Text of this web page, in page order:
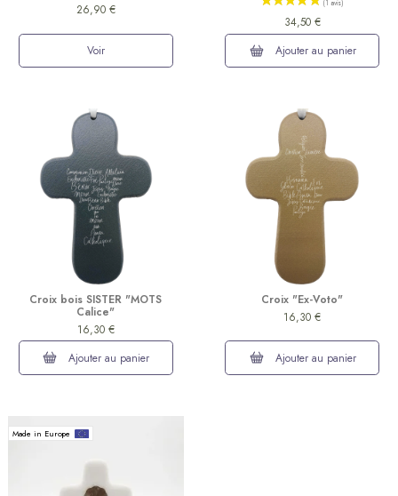
26,90 €
Voir
34,50 €
Ajouter au panier
Croix bois SISTER "MOTS
Calice"
16,30 €
Ajouter au panier
Croix "Ex-Voto"
16,30 €
Ajouter au panier
Made in Europe